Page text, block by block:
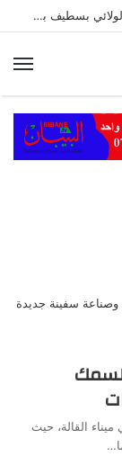
سفيان بوعنداس رئيسًا جديدًا للمجلس الشعبي الولائي بسطيف بالأغلبية
القالة، حيث